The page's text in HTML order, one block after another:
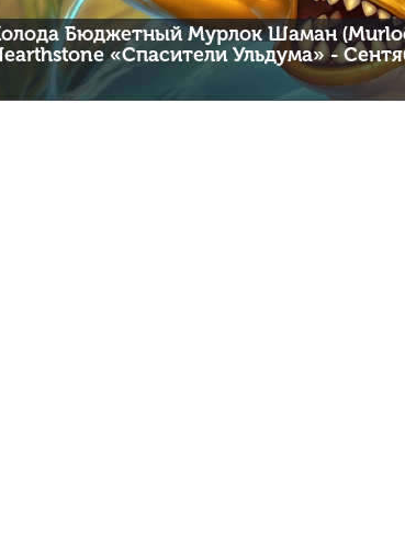
Бюджетный Мурлок Шаман
«Спасители Ульдума» -